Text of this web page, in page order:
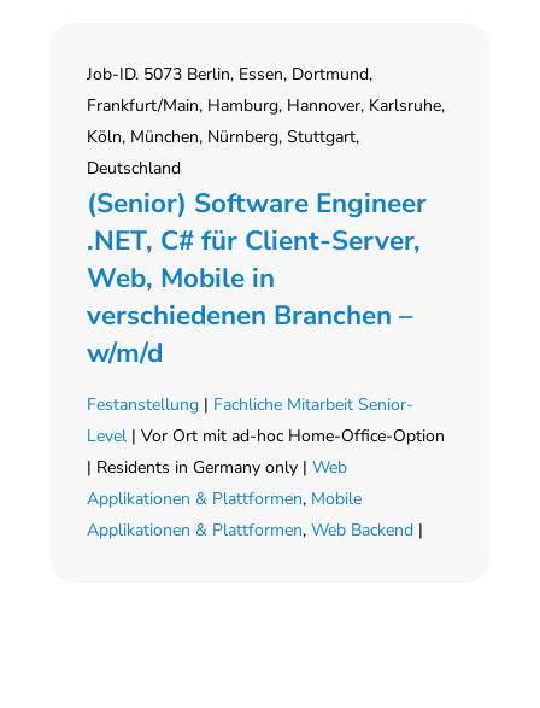
Job-ID. 5073 Berlin, Essen, Dortmund,
Frankfurt/Main, Hamburg, Hannover, Karlsruhe,
Köln, München, Nürnberg, Stuttgart,
Deutschland
(Senior) Software Engineer
.NET, C# für Client-Server,
Web, Mobile in
verschiedenen Branchen –
w/m/d
Festanstellung | Fachliche Mitarbeit Senior-
Level | Vor Ort mit ad-hoc Home-Office-Option
| Residents in Germany only |Web
Applikationen & Plattformen, Mobile
Applikationen & Plattformen,Web Backend |